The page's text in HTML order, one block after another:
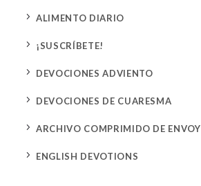
5 ALIMENTO DIARIO
5 ¡SUSCRÍBETE!
5 DEVOCIONES ADVIENTO
5 DEVOCIONES DE CUARESMA
5 ARCHIVO COMPRIMIDO DE ENVOY
5 ENGLISH DEVOTIONS